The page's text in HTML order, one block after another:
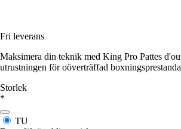
Fri leverans
Maksimera din teknik med King Pro Pattes
utrustningen för oöverträffad
Storlek
*
TU